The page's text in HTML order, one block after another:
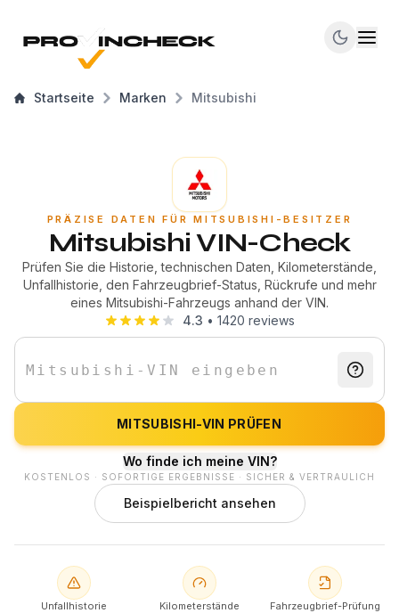
Startseite Marken Mitsubishi
PRÄZISE DATEN FÜR MITSUBISHI-BESITZER
Mitsubishi VIN-Check
Prüfen Sie die Historie, technischen Daten, Kilometerstände,
Unfallhistorie, den Fahrzeugbrief-Status, Rückrufe und mehr
eines Mitsubishi-Fahrzeugs anhand der VIN.
4.3 • 1420 reviews
MITSUBISHI-VIN PRÜFEN
Wo finde ich meine VIN?
KOSTENLOS · SOFORTIGE ERGEBNISSE · SICHER & VERTRAULICH
Beispielbericht ansehen
Unfallhistorie Kilometerstände Fahrzeugbrief-Prüfung